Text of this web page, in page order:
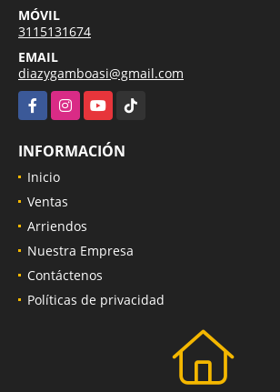
MÓVIL
3115131674
EMAIL
diazygamboasi@gmail.com
FacebookInstagramYouTubeTikTok
INFORMACIÓN
Inicio
Ventas
Arriendos
Nuestra Empresa
Contáctenos
Políticas de privacidad